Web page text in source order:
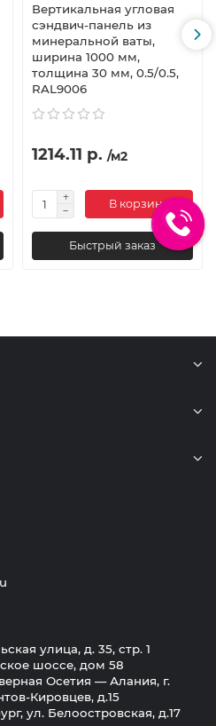
Вертикальная угловая
сэндвич-панель из
минеральной ваты,
ширина 1000 мм,
толщина 30 мм, 0.5/0.5,
RAL9006
1214.11 р. /м2
В корзину
Быстрый заказ
улица, д. 35, стр. 1
шоссе, дом 58
Осетия — Алания, г.
Кировцев, д.15
ул. Белоостровская, д.17